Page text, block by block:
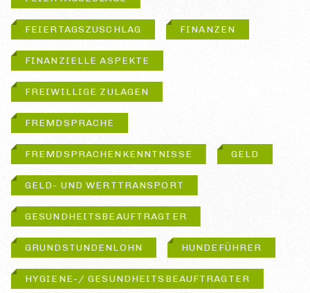
FEIERTAGSZUSCHLAG FINANZEN
FINANZIELLE ASPEKTE
FREIWILLIGE ZULAGEN
FREMDSPRACHE
FREMDSPRACHENKENNTNISSE GELD
GELD- UND WERTTRANSPORT
GESUNDHEITSBEAUFTRAGTER
GRUNDSTUNDENLOHN HUNDEFÜHRER
HYGIENE-/ GESUNDHEITSBEAUFTRAGTER